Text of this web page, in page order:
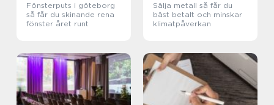
Fönsterputs i göteborg
så får du skinande rena
fönster året runt
Sälja metall så får du
bäst betalt och minskar
klimatpåverkan